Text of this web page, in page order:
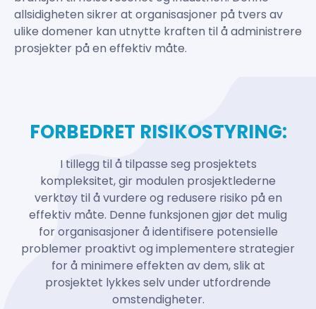
allsidigheten sikrer at organisasjoner på tvers av
ulike domener kan utnytte kraften til å administrere
prosjekter på en effektiv måte.
FORBEDRET RISIKOSTYRING:
I tillegg til å tilpasse seg prosjektets
kompleksitet, gir modulen prosjektlederne
verktøy til å vurdere og redusere risiko på en
effektiv måte. Denne funksjonen gjør det mulig
for organisasjoner å identifisere potensielle
problemer proaktivt og implementere strategier
for å minimere effekten av dem, slik at
prosjektet lykkes selv under utfordrende
omstendigheter.